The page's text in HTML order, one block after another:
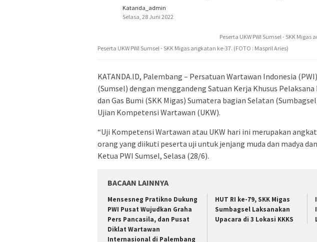
Katanda_admin
Selasa, 28 Juni 2022
Peserta UKW PWI Sumsel - SKK
Peserta UKW PWI Sumsel - SKK Migas angkatan ke-37. (FOTO : Maspril Aries)
KATANDA.ID, Palembang – Persatuan Wartawan Indonesia
(Sumsel) dengan menggandeng Satuan Kerja Khusus
dan Gas Bumi (SKK Migas) Sumatera bagian Selatan
Ujian Kompetensi Wartawan (UKW).
“Uji Kompetensi Wartawan atau UKW hari ini merupakan
orang yang diikuti peserta uji untuk jenjang muda dan madya
Ketua PWI Sumsel, Selasa (28/6).
BACAAN LAINNYA
Mensesneg Pratikno Dukung
PWI Pusat Wujudkan Graha
Pers Pancasila, dan Pusat
Diklat Wartawan
Internasional di Palembang
HUT RI ke-79, SKK Migas
Sumbagsel Laksanakan
Upacara di 3 Lokasi KKKS